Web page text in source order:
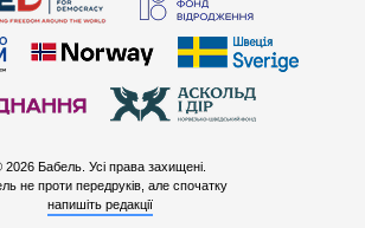
2026 Бабель. Усі права захищені.
не проти передруків, але спочатку
напишіть редакції